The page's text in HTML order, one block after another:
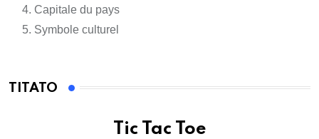
Capitale du pays
Symbole culturel
TITATO
Tic Tac Toe